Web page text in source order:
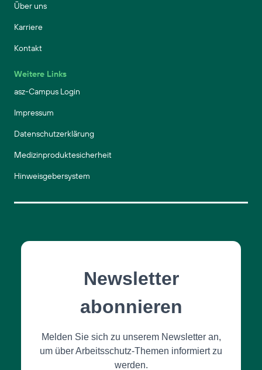
Über uns
Karriere
Kontakt
Weitere Links
asz-Campus Login
Impressum
Datenschutzerklärung
Medizinproduktesicherheit
Hinweisgebersystem
Newsletter
abonnieren
Melden Sie sich zu unserem Newsletter an,
um über Arbeitsschutz-Themen informiert zu
werden.